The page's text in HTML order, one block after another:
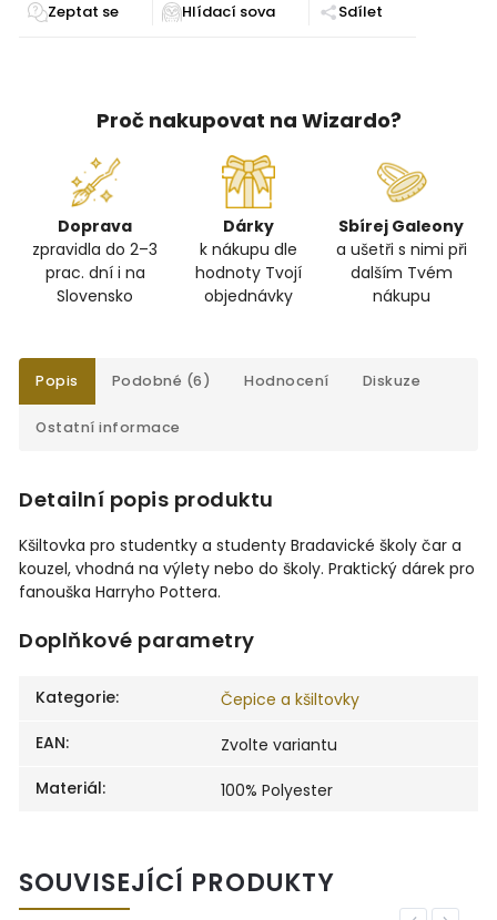
Zeptat se Sdílet
Proč nakupovat na Wizardo?
Doprava
zpravidla do 2–3
prac. dní i na
Slovensko
Dárky
k nákupu dle
hodnoty Tvojí
objednávky
Sbírej Galeony
a ušetři s nimi při
dalším Tvém
nákupu
Popis Podobné (6) Hodnocení Diskuze
Ostatní informace
Detailní popis produktu
Kšiltovka pro studentky a studenty Bradavické školy čar a
kouzel, vhodná na výlety nebo do školy. Praktický dárek pro
fanouška Harryho Pottera.
Doplňkové parametry
Kategorie:
Čepice a kšiltovky
EAN:
Zvolte variantu
Materiál: 100% Polyester
SOUVISEJÍCÍ PRODUKTY